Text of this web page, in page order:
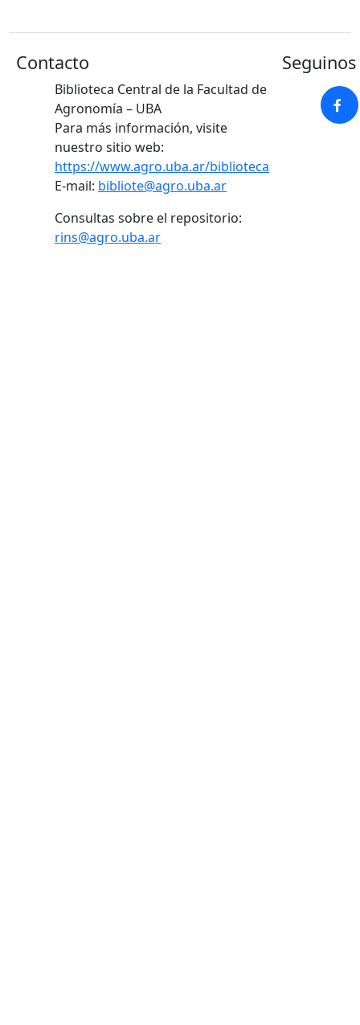
Contacto
Biblioteca Central de la Facultad de
Agronomía – UBA
Para más información, visite
nuestro sitio web:
https://www.agro.uba.ar/biblioteca
E-mail: bibliote@agro.uba.ar
Consultas sobre el repositorio:
rins@agro.uba.ar